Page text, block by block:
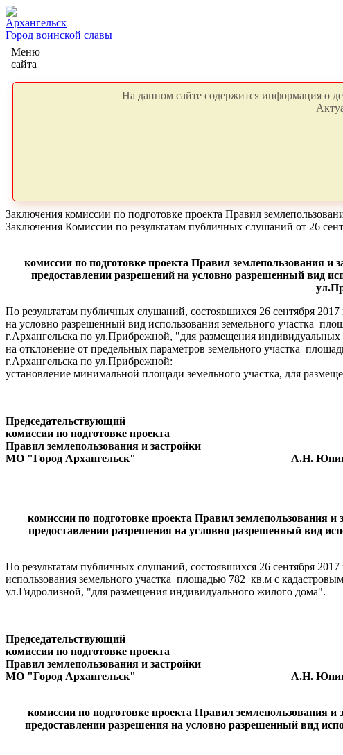
Архангельск
Город воинской славы
Меню
сайта
На данном сайте содержится информация о
Заключения комиссии по подготовке проекта Правил
Заключения Комиссии по результатам публичных слушаний от 26
комиссии по подготовке проекта Правил землепользования и
предоставлении разрешений на условно разрешенный вид
По результатам публичных слушаний, состоявшихся 26 сентября
на условно разрешенный вид использования земельного участка
г.Архангельска по ул.Прибрежной, "для размещения
на отклонение от предельных параметров земельного участка
г.Архангельска по ул.Прибрежной:
установление минимальной площади земельного участка, для
Председательствующий
комиссии по подготовке проекта
Правил землепользования и застройки
МО "Город Архангельск" А.Н.
комиссии по подготовке проекта Правил землепользования
предоставлении разрешения на условно разрешенный вид
По результатам публичных слушаний, состоявшихся 26 сентября
использования земельного участка площадью 782 кв.м с
ул.Гидролизной, "для размещения индивидуального жилого дома".
Председательствующий
комиссии по подготовке проекта
Правил землепользования и застройки
МО "Город Архангельск" А.Н.
комиссии по подготовке проекта Правил землепользования
предоставлении разрешения на условно разрешенный вид